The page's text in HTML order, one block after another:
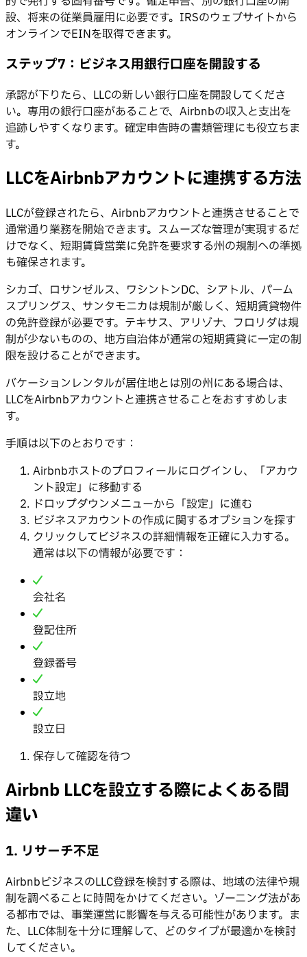
設、将来の従業員雇用に必要です。IRSのウェブサイトから
オンラインでEINを取得できます。
ステップ7：ビジネス用銀行口座を開設する
承認が下りたら、LLCの新しい銀行口座を開設してくださ
い。専用の銀行口座があることで、Airbnbの収入と支出を
追跡しやすくなります。確定申告時の書類管理にも役立ちま
す。
LLCをAirbnbアカウントに連携する方法
LLCが登録されたら、Airbnbアカウントと連携させることで
通常通り業務を開始できます。スムーズな管理が実現するだ
けでなく、短期賃貸営業に免許を要求する州の規制への準拠
も確保されます。
シカゴ、ロサンゼルス、ワシントンDC、シアトル、パーム
スプリングス、サンタモニカは規制が厳しく、短期賃貸物件
の免許登録が必要です。テキサス、アリゾナ、フロリダは規
制が少ないものの、地方自治体が通常の短期賃貸に一定の制
限を設けることができます。
バケーションレンタルが居住地とは別の州にある場合は、
LLCをAirbnbアカウントと連携させることをおすすめしま
す。
手順は以下のとおりです：
Airbnbホストのプロフィールにログインし、「アカウ
ント設定」に移動する
ドロップダウンメニューから「設定」に進む
ビジネスアカウントの作成に関するオプションを探す
クリックしてビジネスの詳細情報を正確に入力する。
通常は以下の情報が必要です：
会社名
登記住所
登録番号
設立地
設立日
保存して確認を待つ
Airbnb LLCを設立する際によくある間
違い
1. リサーチ不足
AirbnbビジネスのLLC登録を検討する際は、地域の法律や規
制を調べることに時間をかけてください。ゾーニング法があ
る都市では、事業運営に影響を与える可能性があります。ま
た、LLC体制を十分に理解して、どのタイプが最適かを検討
してください。